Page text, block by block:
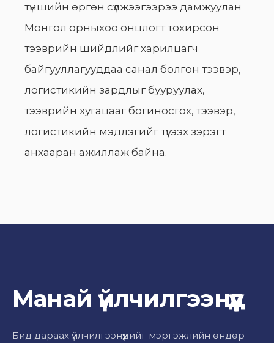
түншийн өргөн сүлжээгээрээ дамжуулан
Монгол орныхоо онцлогт тохирсон
тээврийн шийдлийг харилцагч
байгууллагууддаа санал болгон тээвэр,
логистикийн зардлыг бууруулах,
тээврийн хугацааг богиносгох, тээвэр,
логистикийн мэдлэгийг түгээх зэрэгт
анхааран ажиллаж байна.
Манай үйлчилгээнүүд
Бид дараах үйлчилгээнүүдийг мэргэжлийн өндөр